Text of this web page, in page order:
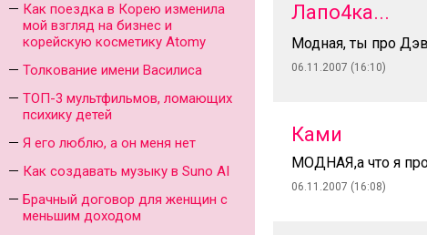
Как поездка в Корею изменила
мой взгляд на бизнес и
корейскую косметику Atomy
Толкование имени Василиса
ТОП-3 мультфильмов, ломающих
психику детей
Я его люблю, а он меня нет
Как создавать музыку в Suno AI
Брачный договор для женщин с
меньшим доходом
Лапо4ка...
Модная, ты про
06.11.2007 (16:10)
Ками
МОДНАЯ,а что я про
06.11.2007 (16:08)